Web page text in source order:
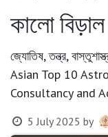
কালো
জ্যোতিষ, তন্ত্র,
Asian Top 10
Consultancy and
5 July 2025 by